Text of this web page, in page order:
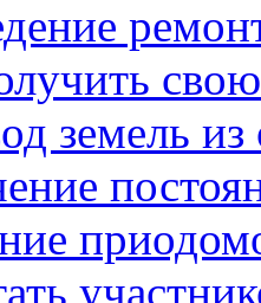
земель